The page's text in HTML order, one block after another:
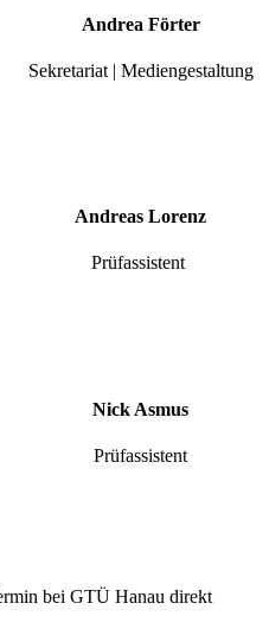
Andrea Förter
Sekretariat | Mediengestaltung
Andreas Lorenz
Prüfassistent
Nick Asmus
Prüfassistent
bei GTÜ Hanau direkt